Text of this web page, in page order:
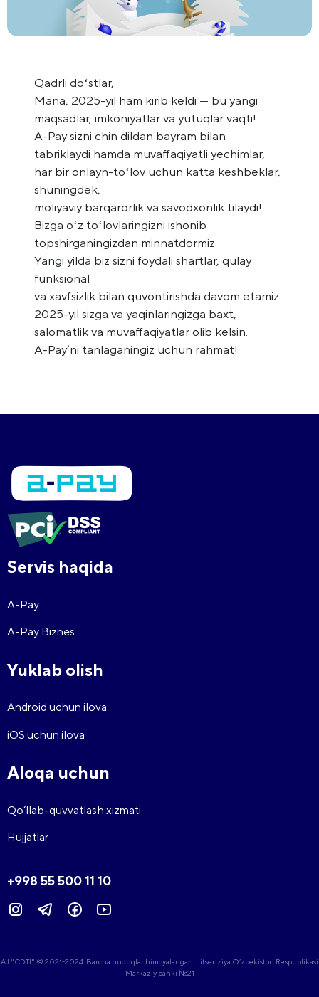
Qadrli doʻstlar,
Mana, 2025-yil ham kirib keldi — bu yangi
maqsadlar, imkoniyatlar va yutuqlar vaqti!
A-Pay sizni chin dildan bayram bilan
tabriklaydi hamda muvaffaqiyatli yechimlar,
har bir onlayn-toʻlov uchun katta keshbeklar,
shuningdek,
moliyaviy barqarorlik va savodxonlik tilaydi!
Bizga oʻz toʻlovlaringizni ishonib
topshirganingizdan minnatdormiz.
Yangi yilda biz sizni foydali shartlar, qulay
funksional
va xavfsizlik bilan quvontirishda davom etamiz.
2025-yil sizga va yaqinlaringizga baxt,
salomatlik va muvaffaqiyatlar olib kelsin.
A-Pay’ni tanlaganingiz uchun rahmat!
Servis haqida
A-Pay
A-Pay Biznes
Yuklab olish
Android uchun ilova
iOS uchun ilova
Aloqa uchun
Qo‘llab-quvvatlash xizmati
Hujjatlar
+998 55 500 11 10
AJ "CDTI" © 2021-2024. Barcha huquqlar himoyalangan. Litsenziya O‘zbekiston Respublikasi
Markaziy banki №21